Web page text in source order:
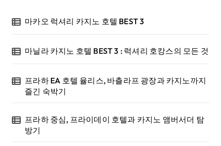
마카오 럭셔리 카지노 호텔 BEST 3
마닐라 카지노 호텔 BEST 3 : 럭셔리 호캉스의 모든 것
프라하 EA 호텔 율리스, 바츨라프 광장과 카지노까지
즐긴 숙박기
프라하 중심, 프라이데이 호텔과 카지노 앰버서더 탐
방기